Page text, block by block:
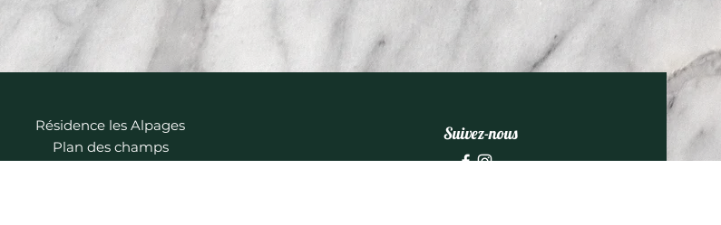
Résidence les Alpages
Plan des champs
Suivez-nous